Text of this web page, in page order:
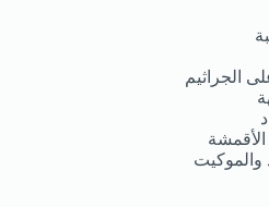
الجراثيم
والموكيت